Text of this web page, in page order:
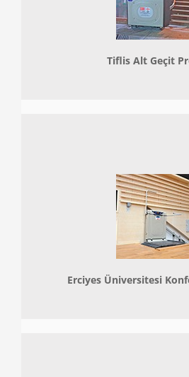
Tiflis Alt Geçit
Erciyes Üniversitesi